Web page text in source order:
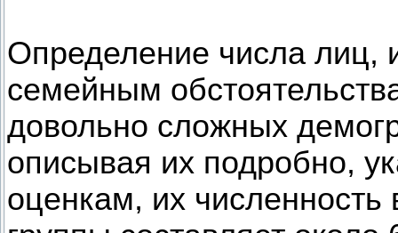
Определение числа лиц,
семейным
довольно сложных
описывая их подробно,
оценкам, их численность